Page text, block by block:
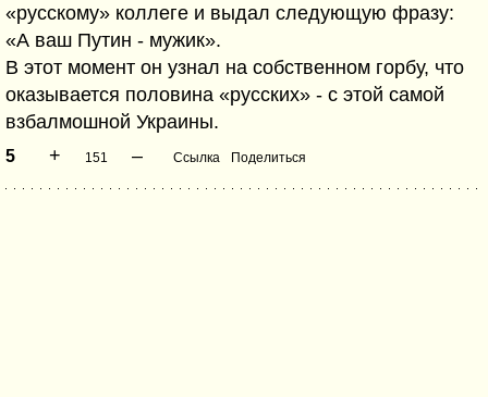
«русскому» коллеге и выдал следующую фразу:
«А ваш Путин - мужик».
В этот момент он узнал на собственном горбу, что
оказывается половина «русских» - с этой самой
взбалмошной Украины.
5 + 151 – Ссылка Поделиться